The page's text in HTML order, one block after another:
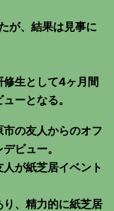
が、結果は見事に
生として4ヶ月間
ーとなる。
の友人からのオフ
ビュー。
が紙芝居イベント
、精力的に紙芝居